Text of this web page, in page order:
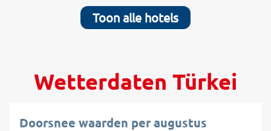
Toon alle hotels
Wetterdaten Türkei
Doorsnee waarden per augustus